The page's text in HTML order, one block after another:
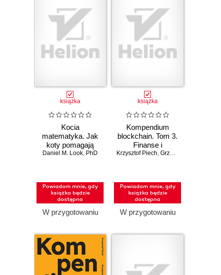
książka
Kocia
matematyka. Jak
koty pomagają
zrozumieć liczby,
Daniel M. Look, PhD
Powiadom mnie, gdy
książka będzie
dostępna
W przygotowaniu
książka
Kompendium
blockchain. Tom 3.
Finanse i
inwestycje
Krzysztof Piech, Grzegorz Sobiecki
Powiadom mnie, gdy
książka będzie
dostępna
W przygotowaniu